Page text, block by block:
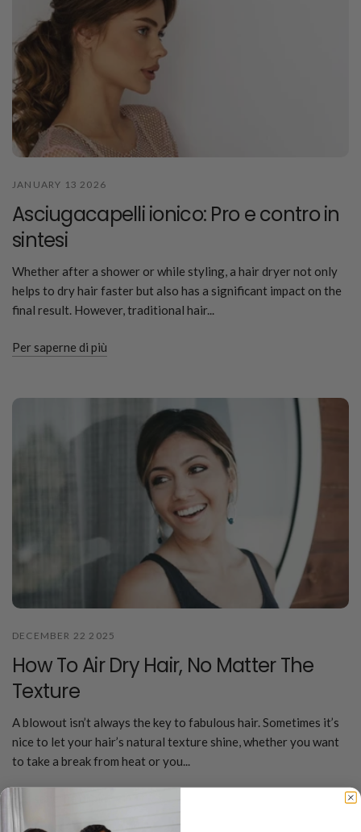
JANUARY 13 2026
Asciugacapelli ionico: Pro e contro in
sintesi
Whether after a shower or while styling, a hair dryer not only
helps to dry hair faster but also has a significant impact on the
final result. However, traditional hair...
Per saperne di più
DECEMBER 22 2025
How To Air Dry Hair, No Matter The
Texture
A blowout isn’t always the key to fabulous hair. Sometimes it’s
nice to let your hair’s natural texture shine, whether you want
to take a break from heat or you...